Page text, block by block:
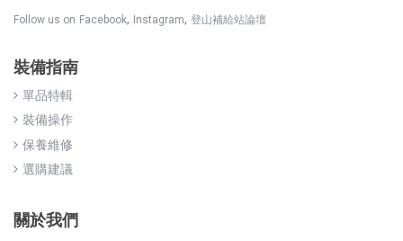
Follow us on Facebook, Instagram, 登山補給站論壇
裝備指南
單品特輯
裝備操作
保養維修
選購建議
關於我們